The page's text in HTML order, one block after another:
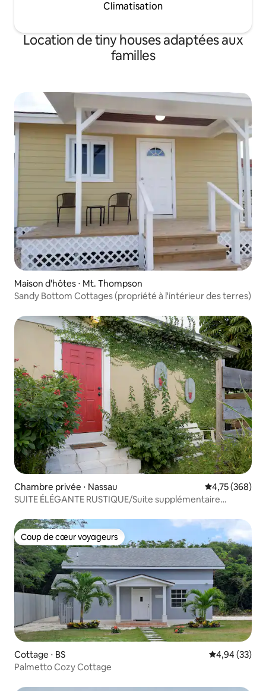
Climatisation
Location de tiny houses adaptées aux
familles
Maison d'hôtes ⋅ Mt. Thompson
Sandy Bottom Cottages (propriété à l'intérieur des terres)
Chambre privée ⋅ Nassau Évaluation
4,75 (368)
SUITE ÉLÉGANTE RUSTIQUE/Suite supplémentaire
Coup de cœur voyageurs
Coup de cœur voyageurs
Cottage ⋅ BS Évaluation
4,94 (33)
Palmetto Cozy Cottage